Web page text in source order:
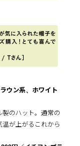
ウン系、ホワイト
製のハット。通常の
が上がるこれから